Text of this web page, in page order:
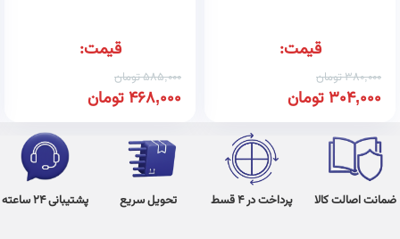
قیمت:
380,000تومان
304,000تومان
قیمت:
585,000تومان
468,000تومان
ضمانت اصالت کالا پرداخت در 4 قسط تحویل سریع پشتیبانی 24 ساعته